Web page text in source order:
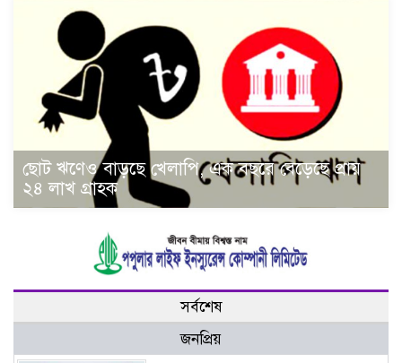
ছোট ঋণেও বাড়ছে খেলাপি, এক বছরে বেড়েছে প্রায়
২৪ লাখ গ্রাহক
সর্বশেষ
জনপ্রিয়